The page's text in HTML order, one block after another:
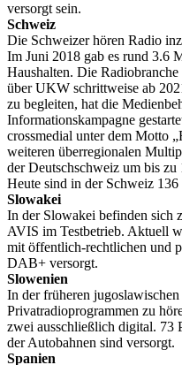
versorgt sein.
Schweiz
Die Schweizer hören Radio
Im Juni 2018 gab es rund 3.6
Haushalten. Die
über UKW schrittweise ab
zu begleiten, hat die
Informationskampagne
crossmedial unter dem Motto
weiteren überregionalen
der Deutschschweiz um bis
Heute sind in der Schweiz
Slowakei
In der Slowakei befinden sich
AVIS im Testbetrieb. Aktuell
mit öffentlich-rechtlichen und
DAB+ versorgt.
Slowenien
In der früheren
Privatradioprogrammen zu
zwei ausschließlich digital. 73
der Autobahnen sind versorgt.
Spanien